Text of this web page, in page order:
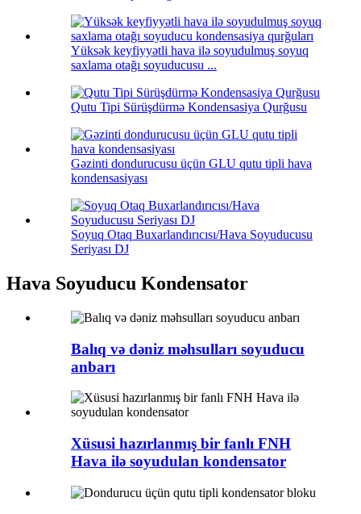
Yüksək keyfiyyətli hava ilə soyudulmuş soyuq
saxlama otağı soyuducusu ...
Qutu Tipi Sürüşdürmə Kondensasiya Qurğusu
Gəzinti dondurucusu üçün GLU qutu tipli hava
kondensasiyası
Soyuq Otaq Buxarlandırıcısı/Hava Soyuducusu
Seriyası DJ
Hava Soyuducu Kondensator
Balıq və dəniz məhsulları soyuducu
anbarı
Xüsusi hazırlanmış bir fanlı FNH
Hava ilə soyudulan kondensator